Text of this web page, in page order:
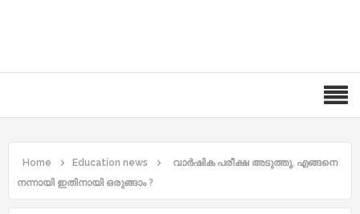
Home Education news
വാർഷിക പരീക്ഷ അടുത്തു, എങ്ങനെ
നന്നായി ഇതിനായി ഒരുങ്ങാം ?